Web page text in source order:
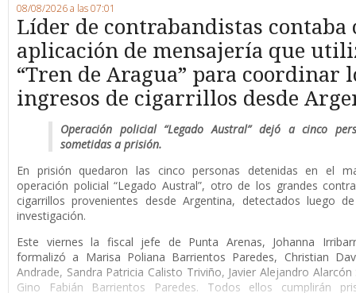
08/08/2026 a las 07:01
Líder de contrabandistas contaba
aplicación de mensajería que
“Tren de Aragua” para coordinar
ingresos de cigarrillos desde
Operación policial “Legado Austral” dejó a cinco
sometidas a prisión.
En prisión quedaron las cinco personas detenidas en el
operación policial “Legado Austral”, otro de los grandes
cigarrillos provenientes desde Argentina, detectados luego
investigación.
Este viernes la fiscal jefe de Punta Arenas, Johanna
formalizó a Marisa Poliana Barrientos Paredes, Christian
Andrade, Sandra Patricia Calisto Triviño, Javier Alejandro Alarcón
Gino Fabián Barrientos Paredes. Todos ellos cumplirán